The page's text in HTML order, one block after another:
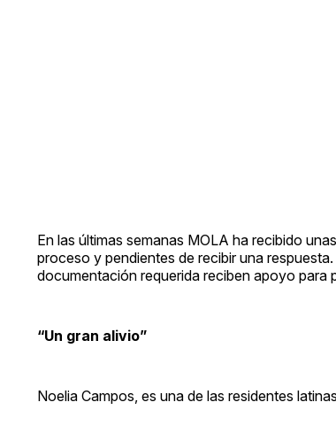
En las últimas semanas MOLA ha recibido
proceso y pendientes de recibir una
documentación requerida reciben apoyo para
“Un gran alivio”
Noelia Campos, es una de las residentes